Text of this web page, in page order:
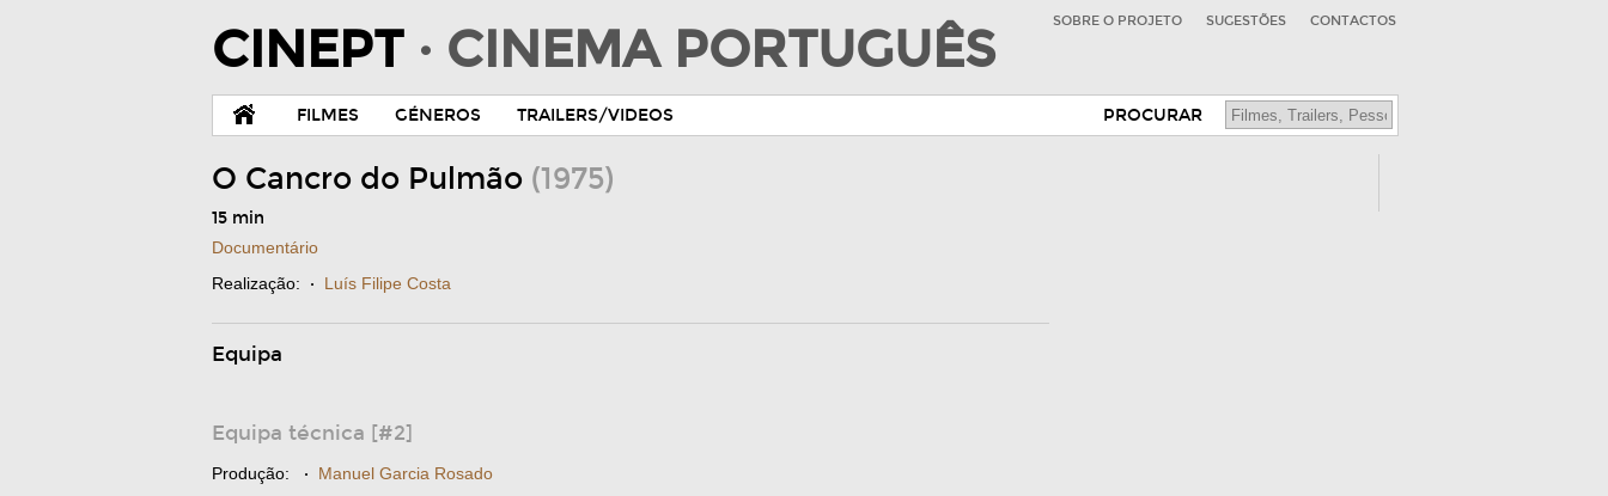
CINEPT · CINEMA PORTUGUÊS SOBRE O PROJETO SUGESTÕES CONTACTOS
FILMES GÉNEROS TRAILERS/VIDEOS PROCURAR
O Cancro do Pulmão (1975)
15 min
Documentário
Realização: · Luís Filipe Costa
Equipa
Equipa técnica [#2]
Produção: · Manuel Garcia Rosado